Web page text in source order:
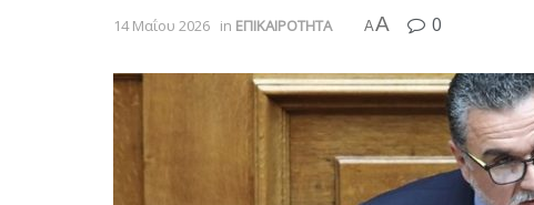
14 Μαΐου 2026 in ΕΠΙΚΑΙΡΟΤΗΤΑ AA 0